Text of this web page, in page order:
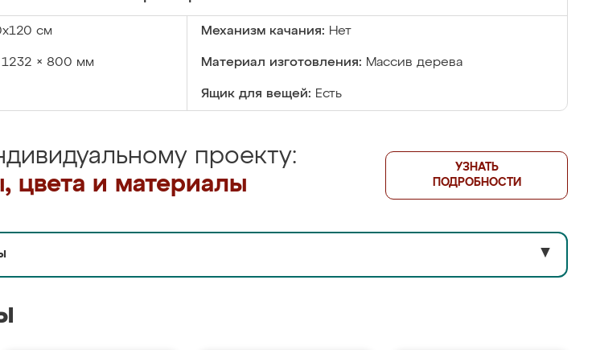
см Механизм качания: Нет
1232 × 800 мм Материал изготовления: Массив дерева
Ящик для вещей: Есть
проекту:
и материалы
УЗНАТЬ
ПОДРОБНОСТИ
▼